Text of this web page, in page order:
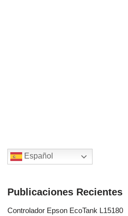
Español
Publicaciones Recientes
Controlador Epson EcoTank L15180